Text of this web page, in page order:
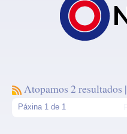
Atopamos 2 resultados |
Páxina 1 de 1